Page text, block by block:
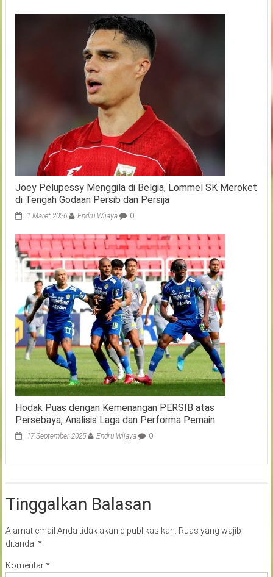
Joey Pelupessy Menggila di Belgia, Lommel SK Meroket
di Tengah Godaan Persib dan Persija
1 Maret 2026 Endru Wijaya 0
Hodak Puas dengan Kemenangan PERSIB atas
Persebaya, Analisis Laga dan Performa Pemain
17 September 2025 Endru Wijaya 0
Tinggalkan Balasan
Alamat email Anda tidak akan dipublikasikan. Ruas yang wajib
ditandai *
Komentar*